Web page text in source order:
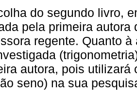
do segundo livro,
pela primeira
regente. Quanto
autora, pois
seno) na sua